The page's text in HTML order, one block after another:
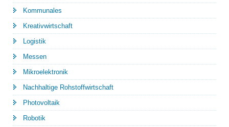
Kommunales
Kreativwirtschaft
Logistik
Messen
Mikroelektronik
Nachhaltige Rohstoffwirtschaft
Photovoltaik
Robotik